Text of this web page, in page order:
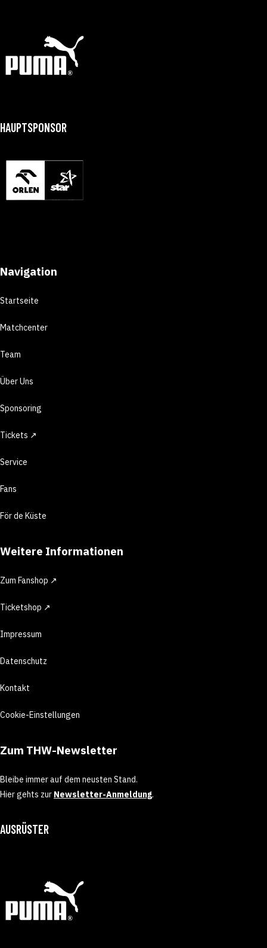
HAUPTSPONSOR
Navigation
Startseite
Matchcenter
Team
Über Uns
Sponsoring
Tickets ↗
Service
Fans
För de Küste
Weitere Informationen
Zum Fanshop ↗
Ticketshop ↗
Impressum
Datenschutz
Kontakt
Cookie-Einstellungen
Zum THW-Newsletter
Bleibe immer auf dem neusten Stand.
Hier gehts zur Newsletter-Anmeldung.
AUSRÜSTER